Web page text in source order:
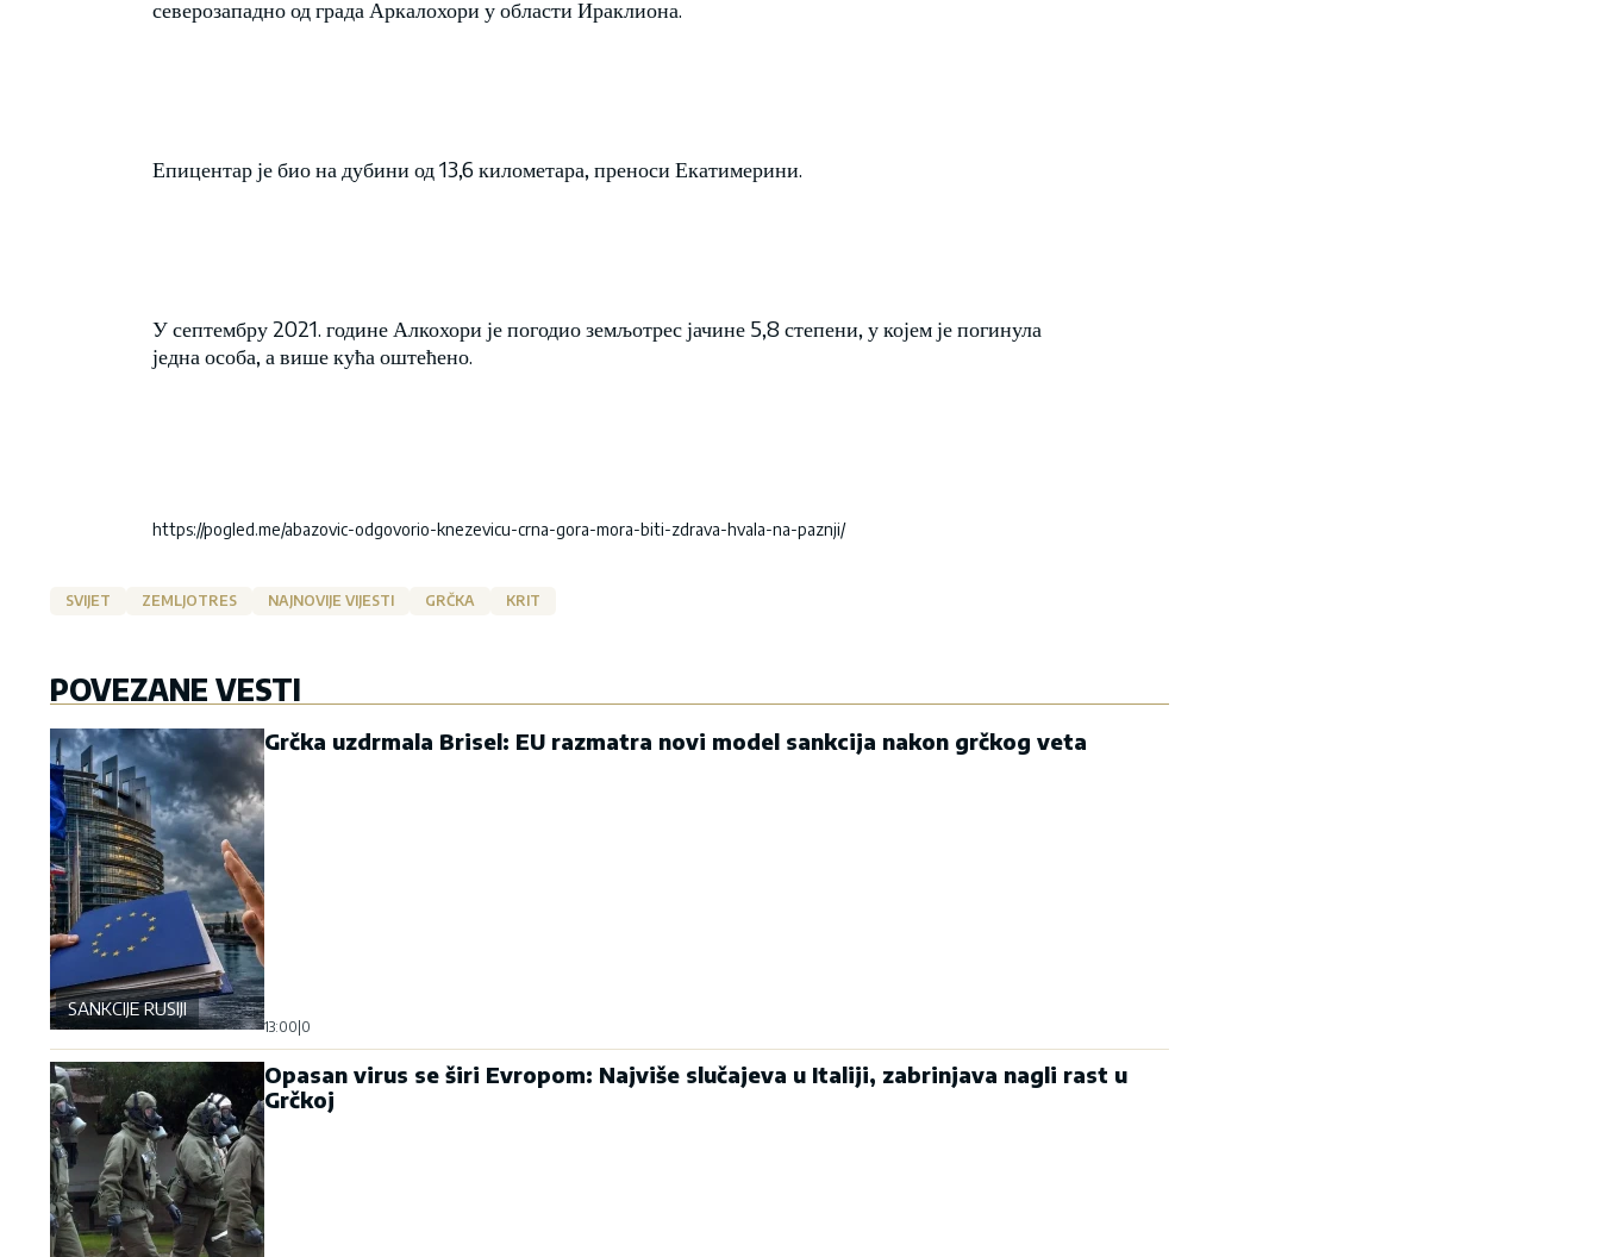
северозападно од града Аркалохори у области Ираклиона.
Епицентар је био на дубини од 13,6 километара, преноси Екатимерини.
У септембру 2021. године Алкохори је погодио земљотрес јачине 5,8 степени, у којем је погинула
једна особа, а више кућа оштећено.
https://pogled.me/abazovic-odgovorio-knezevicu-crna-gora-mora-biti-zdrava-hvala-na-paznji/
SVIJET ZEMLJOTRES NAJNOVIJE VIJESTI GRČKA KRIT
POVEZANE VESTI
SANKCIJE RUSIJI
Grčka uzdrmala Brisel: EU razmatra novi model sankcija nakon grčkog veta
13:00 0
Opasan virus se širi Evropom: Najviše slučajeva u Italiji, zabrinjava nagli rast u
Grčkoj